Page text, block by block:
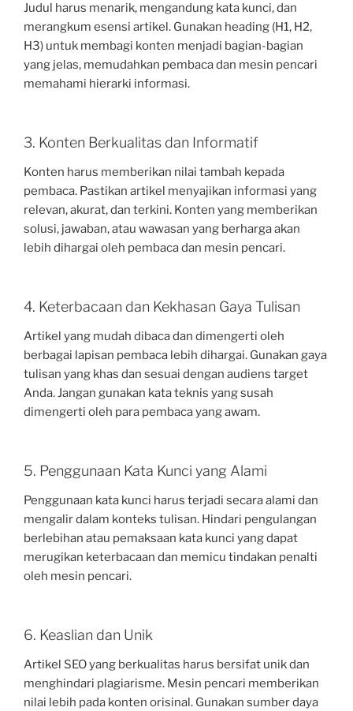
Judul harus menarik, mengandung kata kunci, dan
merangkum esensi artikel. Gunakan heading (H1, H2,
H3) untuk membagi konten menjadi bagian-bagian
yang jelas, memudahkan pembaca dan mesin pencari
memahami hierarki informasi.
3. Konten Berkualitas dan Informatif
Konten harus memberikan nilai tambah kepada
pembaca. Pastikan artikel menyajikan informasi yang
relevan, akurat, dan terkini. Konten yang memberikan
solusi, jawaban, atau wawasan yang berharga akan
lebih dihargai oleh pembaca dan mesin pencari.
4. Keterbacaan dan Kekhasan Gaya Tulisan
Artikel yang mudah dibaca dan dimengerti oleh
berbagai lapisan pembaca lebih dihargai. Gunakan gaya
tulisan yang khas dan sesuai dengan audiens target
Anda. Jangan gunakan kata teknis yang susah
dimengerti oleh para pembaca yang awam.
5. Penggunaan Kata Kunci yang Alami
Penggunaan kata kunci harus terjadi secara alami dan
mengalir dalam konteks tulisan. Hindari pengulangan
berlebihan atau pemaksaan kata kunci yang dapat
merugikan keterbacaan dan memicu tindakan penalti
oleh mesin pencari.
6. Keaslian dan Unik
Artikel SEO yang berkualitas harus bersifat unik dan
menghindari plagiarisme. Mesin pencari memberikan
nilai lebih pada konten orisinal. Gunakan sumber daya